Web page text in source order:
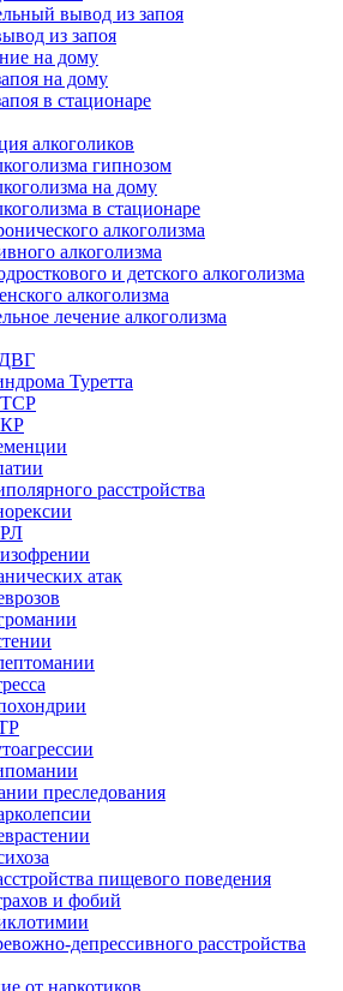
вывод из запоя
из запоя
на дому
на дому
в стационаре
алкоголиков
гипнозом
на дому
в стационаре
алкоголизма
алкоголизма
и детского алкоголизма
алкоголизма
лечение алкоголизма
Туретта
расстройства
атак
преследования
пищевого поведения
и фобий
депрессивного расстройства
от наркотиков